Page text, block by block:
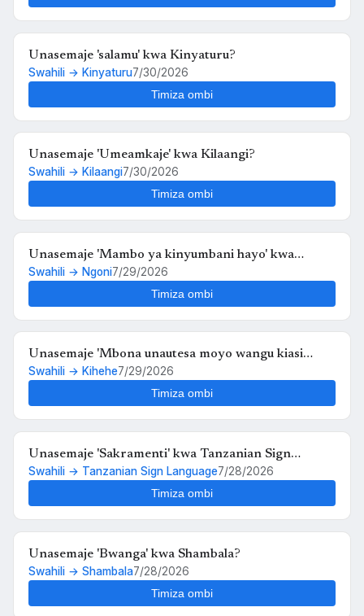
Unasemaje 'salamu' kwa Kinyaturu?
Swahili → Kinyaturu7/30/2026
Timiza ombi
Unasemaje 'Umeamkaje' kwa Kilaangi?
Swahili → Kilaangi7/30/2026
Timiza ombi
Unasemaje 'Mambo ya kinyumbani hayo' kwa
Ngoni?
Swahili → Ngoni7/29/2026
Timiza ombi
Unasemaje 'Mbona unautesa moyo wangu kiasi
hiko,,au kosa langu ni upendo wangu kwako' kwa
Swahili → Kihehe7/29/2026
Timiza ombi
Unasemaje 'Sakramenti' kwa Tanzanian Sign
Language?
Swahili → Tanzanian Sign Language7/28/2026
Timiza ombi
Unasemaje 'Bwanga' kwa Shambala?
Swahili → Shambala7/28/2026
Timiza ombi